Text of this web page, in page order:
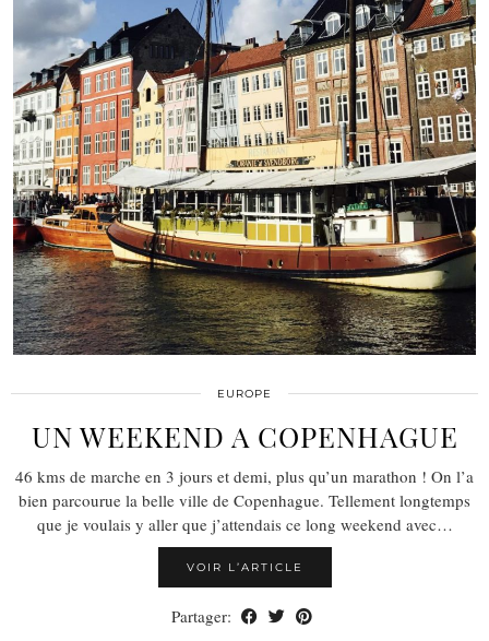
EUROPE
UN WEEKEND A COPENHAGUE
46 kms de marche en 3 jours et demi, plus qu’un marathon ! On l’a
bien parcourue la belle ville de Copenhague. Tellement longtemps
que je voulais y aller que j’attendais ce long weekend avec…
VOIR L’ARTICLE
Partager: